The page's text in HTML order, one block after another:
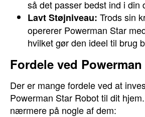
så det passer bedst ind i din
Lavt Støjniveau: Trods sin
opererer Powerman Star
hvilket gør den ideel til brug
Fordele ved
Der er mange fordele ved at
Powerman Star Robot til dit
nærmere på nogle af dem: